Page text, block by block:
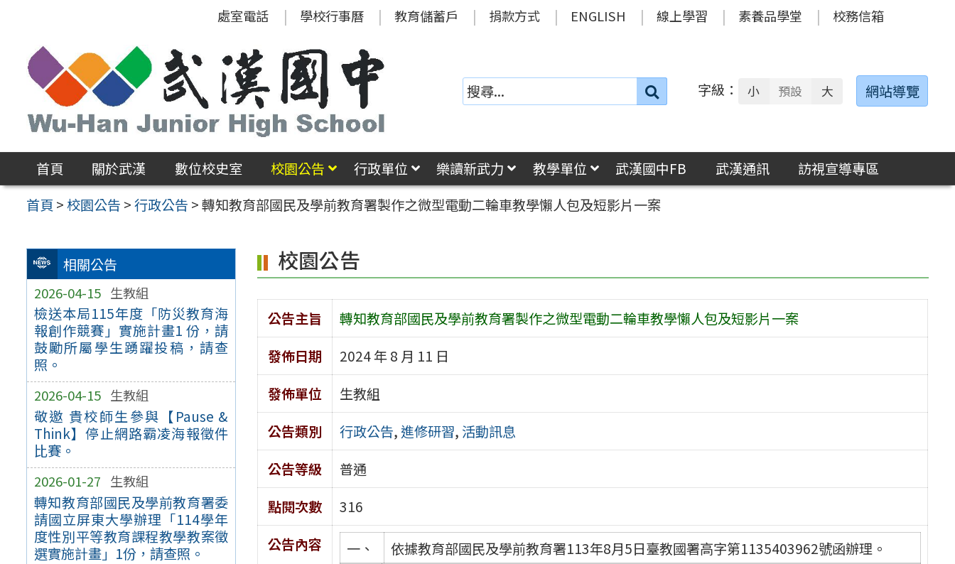
區
處室電話 學校行事曆 教育儲蓄戶 捐款方式 ENGLISH 線上學習 素養品學堂 校務信箱
搜
字級： 小 預設 大 網站導覽
首頁 關於武漢 數位校史室 校園公告 行政單位 樂讀新武力 教學單位 武漢國中FB 武漢通訊
訪視宣導專區
首頁 >校園公告 >行政公告 >轉知教育部國民及學前教育署製作之微型電動二輪車教學懶人包及短影片一案
相關公告
2026-04-15 生教組
檢送本局115年度「防災教育海
報創作競賽」實施計畫1 份，請
鼓勵所屬學生踴躍投稿，請查
照。
2026-04-15 生教組
敬邀 貴校師生參與【Pause &
Think】停止網路霸凌海報徵件
比賽。
2026-01-27 生教組
轉知教育部國民及學前教育署委
請國立屏東大學辦理「114學年
度性別平等教育課程教學教案徵
選實施計畫」1份，請查照。
校園公告
公告主旨
轉知教育部國民及學前教育署製作之微型電動二輪車教學懶人包及短影片一案
發佈日期
2024 年 8 月 11 日
發佈單位
生教組
公告類別
行政公告,進修研習, 活動訊息
公告等級
普通
點閱次數
316
公告內容
一、 依據教育部國民及學前教育署113年8月5日臺教國署高字第1135403962號函辦理。